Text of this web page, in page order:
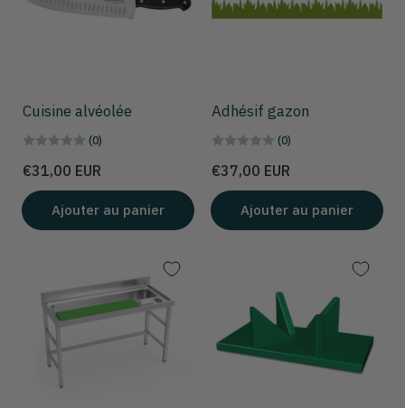
Cuisine alvéolée
(0)
Prix
€31,00 EUR
Ajouter au panier
Adhésif gazon
(0)
Prix
€37,00 EUR
Ajouter au panier